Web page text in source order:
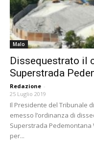
Malo
Dissequestrato il
Superstrada
Redazione -
25 Luglio 2019
Il Presidente del Tribunale
emesso l’ordinanza di
Superstrada
per...